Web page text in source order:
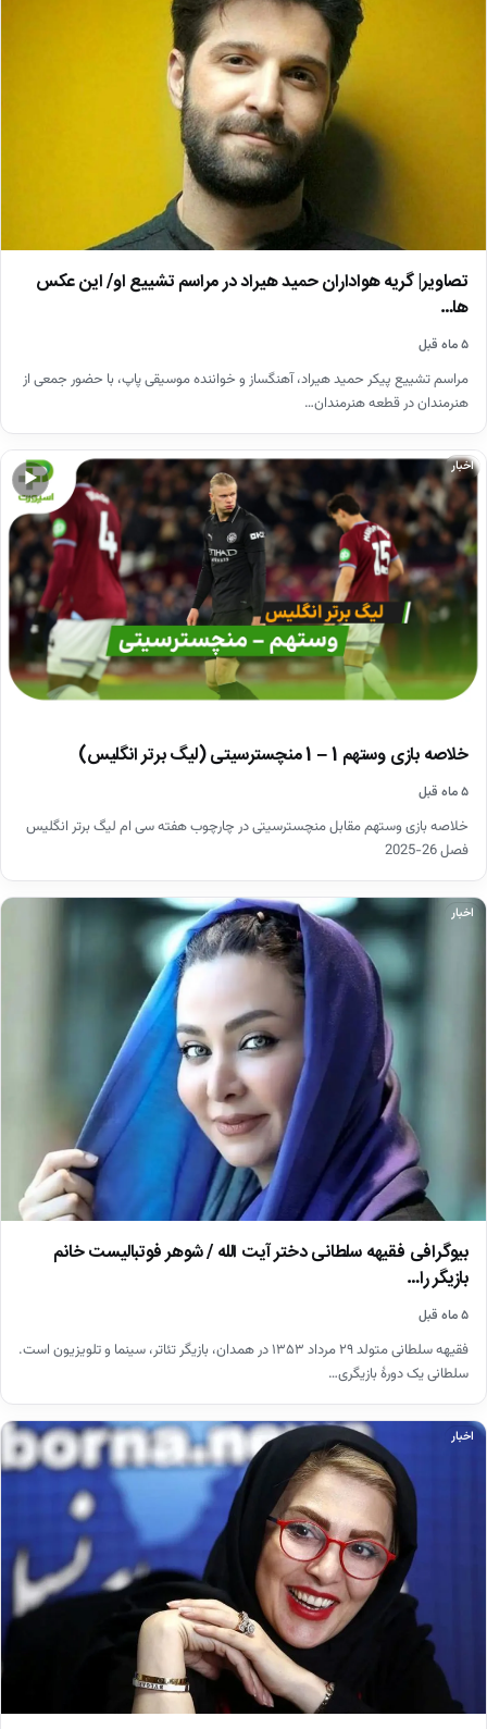
تصاویر| گریه هواداران حمید هیراد در مراسم تشییع او/ این عکس
ها…
۵ ماه قبل
مراسم تشییع پیکر حمید هیراد، آهنگساز و خواننده موسیقی پاپ، با حضور جمعی از
هنرمندان در قطعه هنرمندان…
▶
اخبار
خلاصه بازی وستهم 1 – 1 منچسترسیتی (لیگ برتر انگلیس)
۵ ماه قبل
خلاصه بازی وستهم مقابل منچسترسیتی در چارچوب هفته سی ام لیگ برتر انگلیس
فصل 26-2025
اخبار
بیوگرافی فقیهه سلطانی دختر آیت الله / شوهر فوتبالیست خانم
بازیگر را…
۵ ماه قبل
فقیهه سلطانی متولد ۲۹ مرداد ۱۳۵۳ در همدان، بازیگر تئاتر، سینما و تلویزیون است.
سلطانی یک دورهٔ بازیگری…
اخبار